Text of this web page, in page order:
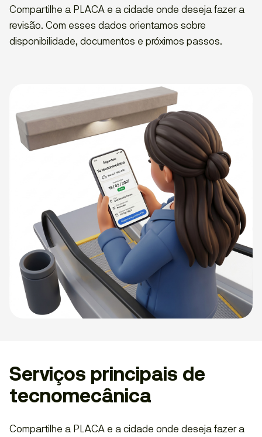
Compartilhe a PLACA e a cidade onde deseja fazer a
revisão. Com esses dados orientamos sobre
disponibilidade, documentos e próximos passos.
Serviços principais de
tecnomecânica
Compartilhe a PLACA e a cidade onde deseja fazer a